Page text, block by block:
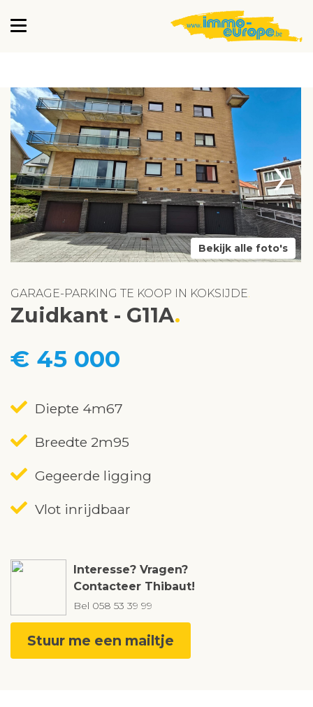
›
Bekijk alle foto's
GARAGE-PARKING TE KOOP IN KOKSIJDE
Zuidkant - G11A
€ 45 000
Diepte 4m67
Breedte 2m95
Gegeerde ligging
Vlot inrijdbaar
Interesse? Vragen?
Contacteer Thibaut!
Bel 058 53 39 99
Stuur me een mailtje